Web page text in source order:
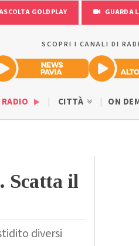
GOLDPLAY GUARDA
SCOPRI I CANALI DI
RADIO CITTÀ ON
Scatta il
diversi